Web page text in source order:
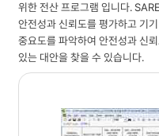
위한 전산 프로그램 입니다.
안전성과 신뢰도를 평가하고 기
중요도를 파악하여 안전성과 신
있는 대안을 찾을 수 있습니다.